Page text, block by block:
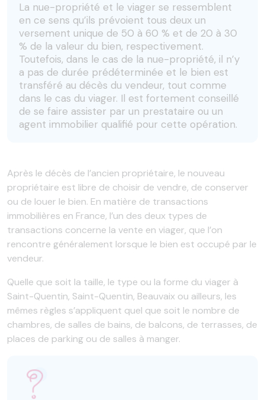
La nue-propriété et le viager se ressemblent
en ce sens qu’ils prévoient tous deux un
versement unique de 50 à 60 % et de 20 à 30
% de la valeur du bien, respectivement.
Toutefois, dans le cas de la nue-propriété, il n’y
a pas de durée prédéterminée et le bien est
transféré au décès du vendeur, tout comme
dans le cas du viager. Il est fortement conseillé
de se faire assister par un prestataire ou un
agent immobilier qualifié pour cette opération.
Après le décès de l’ancien propriétaire, le nouveau
propriétaire est libre de choisir de vendre, de conserver
ou de louer le bien. En matière de transactions
immobilières en France, l’un des deux types de
transactions concerne la vente en viager, que l’on
rencontre généralement lorsque le bien est occupé par le
vendeur.
Quelle que soit la taille, le type ou la forme du viager à
Saint-Quentin, Saint-Quentin, Beauvaix ou ailleurs, les
mêmes règles s’appliquent quel que soit le nombre de
chambres, de salles de bains, de balcons, de terrasses, de
places de parking ou de salles à manger.